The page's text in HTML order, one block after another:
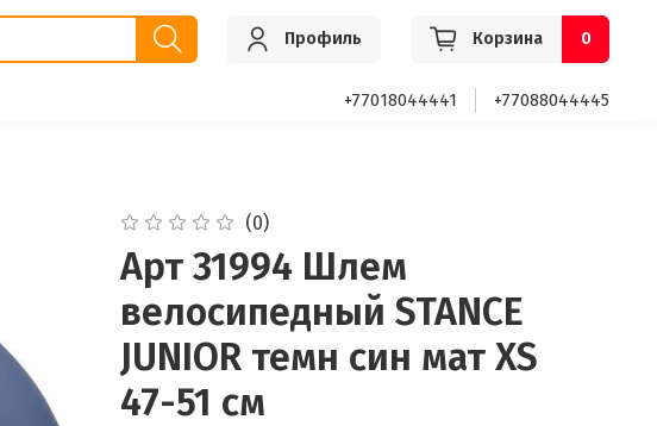
Профиль Корзина 0
+77018044441 +77088044445
(0)
Арт 31994 Шлем
велосипедный STANCE
JUNIOR темн син мат XS
47-51 см